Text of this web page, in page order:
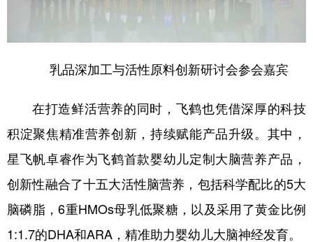
乳品深加工与活性原料创新研讨会参会嘉宾
在打造鲜活营养的同时，飞鹤也凭借深厚的科技
积淀聚焦精准营养创新，持续赋能产品升级。其中，
星飞帆卓睿作为飞鹤首款婴幼儿定制大脑营养产品，
创新性融合了十五大活性脑营养，包括科学配比的5大
脑磷脂，6重HMOs母乳低聚糖，以及采用了黄金比例
1:1.7的DHA和ARA，精准助力婴幼儿大脑神经发育。